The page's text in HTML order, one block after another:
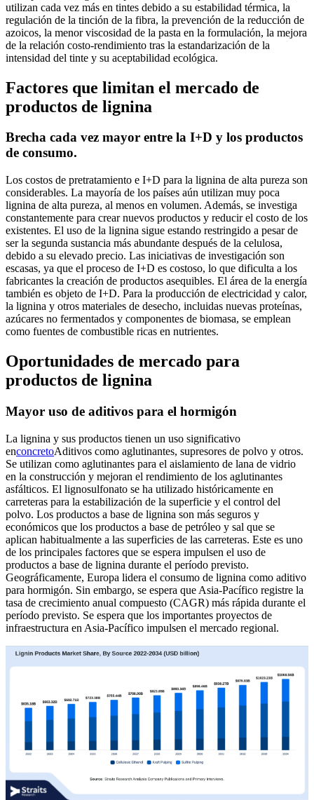
utilizan cada vez más en tintes debido a su estabilidad térmica, la
regulación de la tinción de la fibra, la prevención de la reducción de
azoicos, la menor viscosidad de la pasta en la formulación, la mejora
de la relación costo-rendimiento tras la estandarización de la
intensidad del tinte y su aceptabilidad ecológica.
Factores que limitan el mercado de
productos de lignina
Brecha cada vez mayor entre la I+D y los productos
de consumo.
Los costos de pretratamiento e I+D para la lignina de alta pureza son
considerables. La mayoría de los países aún utilizan muy poca
lignina de alta pureza, al menos en volumen. Además, se investiga
constantemente para crear nuevos productos y reducir el costo de los
existentes. El uso de la lignina sigue estando restringido a pesar de
ser la segunda sustancia más abundante después de la celulosa,
debido a su elevado precio. Las iniciativas de investigación son
escasas, ya que el proceso de I+D es costoso, lo que dificulta a los
fabricantes la creación de productos asequibles. El área de la energía
también es objeto de I+D. Para la producción de electricidad y calor,
la lignina y otros materiales de desecho, incluidas nuevas proteínas,
azúcares no fermentados y componentes de biomasa, se emplean
como fuentes de combustible ricas en nutrientes.
Oportunidades de mercado para
productos de lignina
Mayor uso de aditivos para el hormigón
La lignina y sus productos tienen un uso significativo
enconcretoAditivos como aglutinantes, supresores de polvo y otros.
Se utilizan como aglutinantes para el aislamiento de lana de vidrio
en la construcción y mejoran el rendimiento de los aglutinantes
asfálticos. El lignosulfonato se ha utilizado históricamente en
carreteras para la estabilización de la superficie y el control del
polvo. Los productos a base de lignina son más seguros y
económicos que los productos a base de petróleo y sal que se
aplican habitualmente a las superficies de las carreteras. Este es uno
de los principales factores que se espera impulsen el uso de
productos a base de lignina durante el período previsto.
Geográficamente, Europa lidera el consumo de lignina como aditivo
para hormigón. Sin embargo, se espera que Asia-Pacífico registre la
tasa de crecimiento anual compuesto (CAGR) más rápida durante el
período previsto. Se espera que los importantes proyectos de
infraestructura en Asia-Pacífico impulsen el mercado regional.